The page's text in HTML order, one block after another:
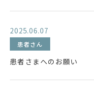
2025.06.07
患者さん
患者さまへのお願い